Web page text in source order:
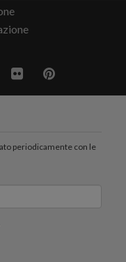
periodicamente con le